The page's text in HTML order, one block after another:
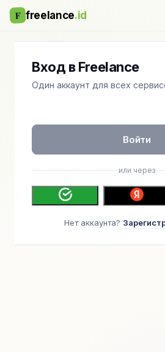
F freelance.id
Вход в Freelance
Один аккаунт для всех
Войти
или через
Нет аккаунта?